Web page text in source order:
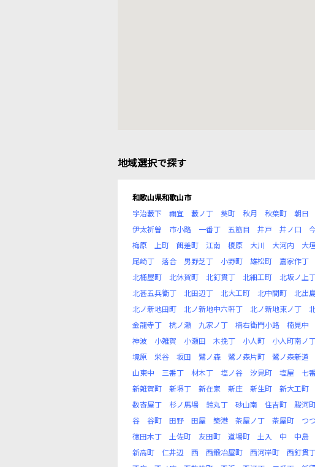
地域選択で探す
和歌山県和歌山市
宇治藪下
禰宜 藪ノ丁 葵町 秋月 秋葉町 朝日
伊太祈曽
市小路 一番丁 五筋目 井戸 井ノ口
梅原
上町 餌差町 江南 榎原 大川 大河内 大
尾崎丁
落合 男野芝丁 小野町 雄松町 嘉家作丁
北桶屋町
北休賀町 北釘貫丁 北細工町 北坂ノ上
北甚五兵衛丁
北田辺丁 北大工町 北中間町 北出
北ノ新地田町
北ノ新地中六軒丁 北ノ新地東ノ丁
金龍寺丁
杭ノ瀬 九家ノ丁 楠右衛門小路 楠見中
神波
小雑賀 小瀬田 木挽丁 小人町 小人町南ノ
境原
栄谷 坂田 鷺ノ森 鷺ノ森片町 鷺ノ森新道
山東中
三番丁 材木丁 塩ノ谷 汐見町 塩屋 七
新雑賀町
新堺丁 新在家 新庄 新生町 新大工町
数寄屋丁
杉ノ馬場 鈴丸丁 砂山南 住吉町 駿河
谷
谷町 田野 田屋 築港 茶屋ノ丁 茶屋町 つ
徳田木丁
土佐町 友田町 道場町 土入 中 中島
新高町
仁井辺 西 西鍛冶屋町 西河岸町 西釘貫